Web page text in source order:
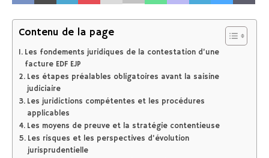
Contenu de la page
Les fondements juridiques de la contestation d’une
facture EDF EJP
Les étapes préalables obligatoires avant la saisine
judiciaire
Les juridictions compétentes et les procédures
applicables
Les moyens de preuve et la stratégie contentieuse
Les risques et les perspectives d’évolution
jurisprudentielle